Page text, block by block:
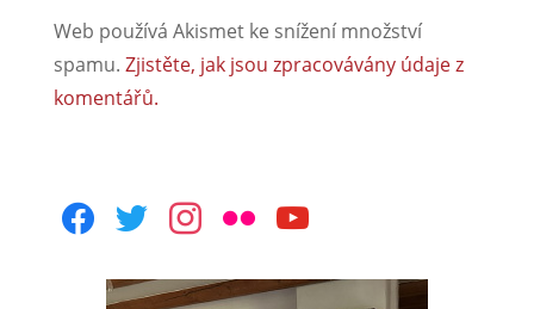
Web používá Akismet ke snížení množství
spamu. Zjistěte, jak jsou zpracovávány údaje z
komentářů.
facebooktwitterinstagram
flickr youtube